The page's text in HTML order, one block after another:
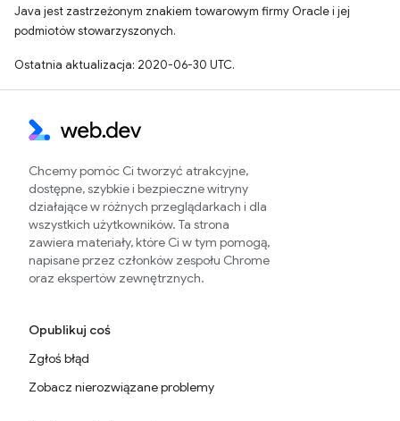
Java jest zastrzeżonym znakiem towarowym firmy Oracle i jej
podmiotów stowarzyszonych.
Ostatnia aktualizacja: 2020-06-30 UTC.
Chcemy pomóc Ci tworzyć atrakcyjne,
dostępne, szybkie i bezpieczne witryny
działające w różnych przeglądarkach i dla
wszystkich użytkowników. Ta strona
zawiera materiały, które Ci w tym pomogą,
napisane przez członków zespołu Chrome
oraz ekspertów zewnętrznych.
Opublikuj coś
Zgłoś błąd
Zobacz nierozwiązane problemy